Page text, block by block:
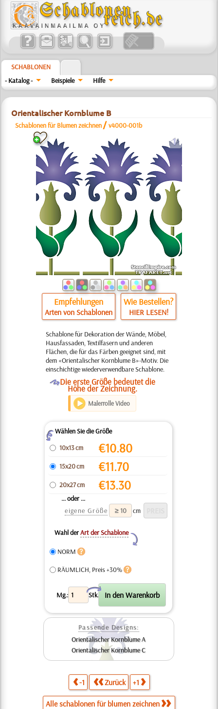
SCHABLONEN
- Katalog -
Beispiele Hilfe
Orientalischer Kornblume B
Schablonen für Blumen zeichnen /v4000-001b
a
Empfehlungen
Arten von Schablonen
Wie Bestellen?
HIER LESEN!
Schablone für Dekoration der Wände, Möbel,
Hausfassaden, Textilfasern und anderen
Flächen, die für das Färben geeignet sind, mit
dem «Orientalischer Kornblume B»-Motiv. Die
einschichtige wiederverwendbare Schablone.
ODie erste Größe bedeutet die
Höhe der Zeichnung.
Malerrolle Video
ZWählen Sie die Größe
10x13 cm
€10.80
15x20 cm €11.70
20x27 cm €13.30
... oder ...
eigene Größe
cm
Wahl derArt der Schablone
Y
NORM
RÄUMLICH, Preis +30%
Mg.: Stk.
X
Passende Designs:
Orientalischer Kornblume A
Orientalischer Kornblume C
-1 Zurück +1
Alle schablonen für blumen zeichnen